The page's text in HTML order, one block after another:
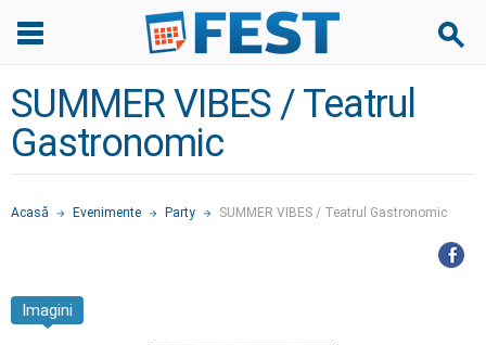
SUMMER VIBES / Teatrul
Gastronomic
Acasă Evenimente Party SUMMER VIBES / Teatrul Gastronomic
Imagini